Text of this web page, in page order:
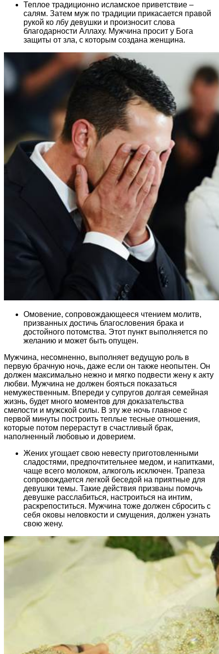
Теплое традиционно исламское приветствие –
салям. Затем муж по традиции прикасается правой
рукой ко лбу девушки и произносит слова
благодарности Аллаху. Мужчина просит у Бога
защиты от зла, с которым создана женщина.
Омовение, сопровождающееся чтением молитв,
призванных достичь благословения брака и
достойного потомства. Этот пункт выполняется по
желанию и может быть опущен.
Мужчина, несомненно, выполняет ведущую роль в
первую брачную ночь, даже если он также неопытен. Он
должен максимально нежно и мягко подвести жену к акту
любви. Мужчина не должен бояться показаться
немужественным. Впереди у супругов долгая семейная
жизнь, будет много моментов для доказательства
смелости и мужской силы. В эту же ночь главное с
первой минуты построить теплые тесные отношения,
которые потом перерастут в счастливый брак,
наполненный любовью и доверием.
Жених угощает свою невесту приготовленными
сладостями, предпочтительнее медом, и напитками,
чаще всего молоком, алкоголь исключен. Трапеза
сопровождается легкой беседой на приятные для
девушки темы. Такие действия призваны помочь
девушке расслабиться, настроиться на интим,
раскрепоститься. Мужчина тоже должен сбросить с
себя оковы неловкости и смущения, должен узнать
свою жену.